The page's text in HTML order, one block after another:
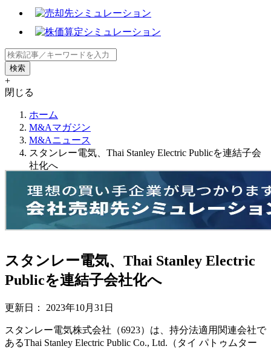
+
閉じる
ホーム
M&Aマガジン
M&Aニュース
スタンレー電気、Thai Stanley Electric Publicを連結子会
社化へ
スタンレー電気、Thai Stanley Electric
Publicを連結子会社化へ
更新日： 2023年10月31日
スタンレー電気株式会社（6923）は、持分法適用関連会社で
あるThai Stanley Electric Public Co., Ltd.（タイ パトゥムター